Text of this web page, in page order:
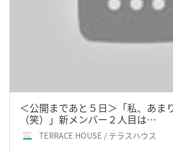
＜公開まであと５日＞「私、あま
（笑）」新メンバー２人目は…
TERRACE HOUSE / テラスハウス